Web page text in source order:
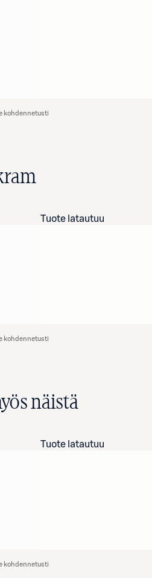
kohdennetusti
Tuote latautuu
kohdennetusti
näistä
Tuote latautuu
kohdennetusti